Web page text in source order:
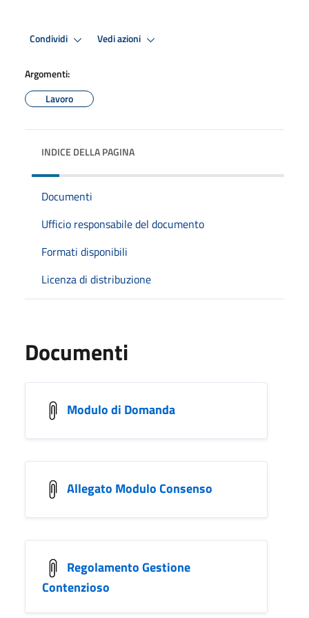
Condividi Vedi azioni
Argomenti:
Lavoro
INDICE DELLA PAGINA
Documenti
Ufficio responsabile del documento
Formati disponibili
Licenza di distribuzione
Documenti
Modulo di Domanda
Allegato Modulo Consenso
Regolamento Gestione
Contenzioso